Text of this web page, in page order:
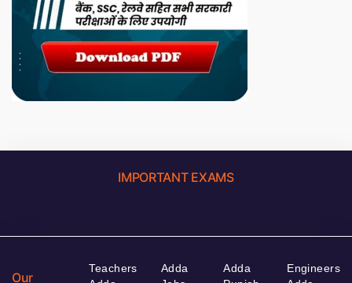
IMPORTANT EXAMS
Our
Teachers
Adda
Adda
Engineers